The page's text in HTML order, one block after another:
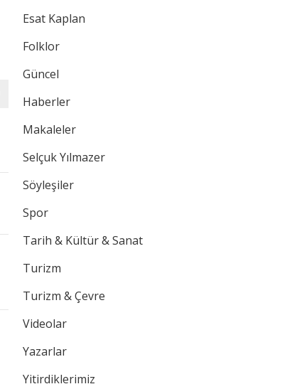
Esat Kaplan
Folklor
Güncel
Haberler
Makaleler
Selçuk Yılmazer
Söyleşiler
Spor
Tarih & Kültür & Sanat
Turizm
Turizm & Çevre
Videolar
Yazarlar
Yitirdiklerimiz